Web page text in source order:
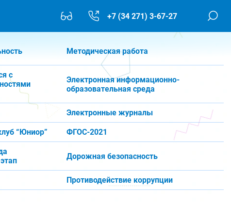
+7 (34 271) 3-67-27
Методическая работа
с
Электронная информационно-
образовательная среда
Электронные журналы
“Юниор” ФГОС-2021
Дорожная безопасность
Противодействие коррупции